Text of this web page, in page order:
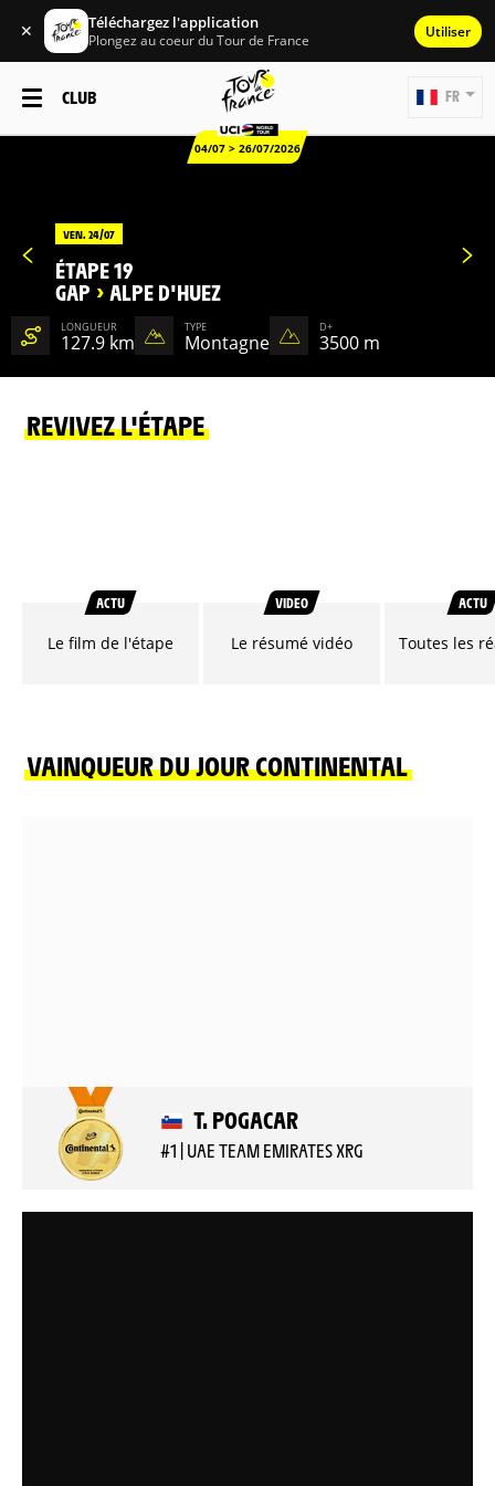
✕ Téléchargez l'application
Plongez au coeur du Tour de France Utiliser
CLUB
04/07 > 26/07/2026
FR
VEN. 24/07
ÉTAPE 19
GAP > ALPE D'HUEZ
LONGUEUR
127.9 km
TYPE
Montagne
D+
3500 m
REVIVEZ L'ÉTAPE
ACTU
Le film de l'étape
VIDEO
Le résumé vidéo
ACTU
Toutes les
VAINQUEUR DU JOUR CONTINENTAL
T. POGACAR
#1 | UAE TEAM EMIRATES XRG